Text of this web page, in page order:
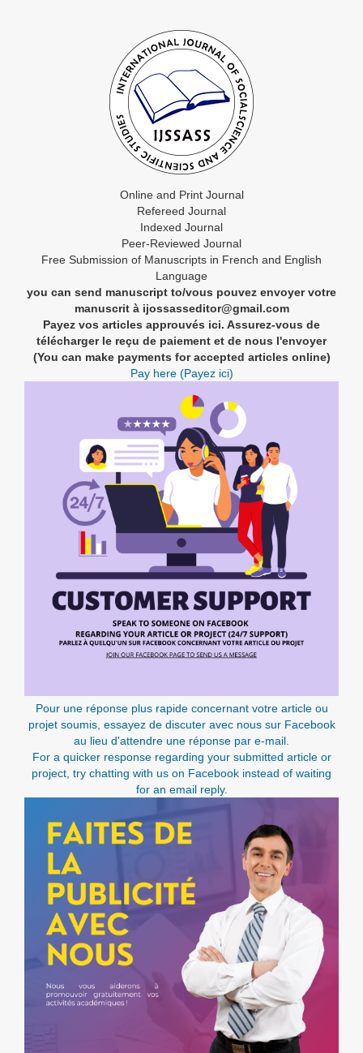
Online and Print Journal
Refereed Journal
Indexed Journal
Peer-Reviewed Journal
Free Submission of Manuscripts in French and English
Language
you can send manuscript to/vous pouvez envoyer votre
manuscrit à ijossasseditor@gmail.com
Payez vos articles approuvés ici. Assurez-vous de
télécharger le reçu de paiement et de nous l'envoyer
(You can make payments for accepted articles online)
Pay here (Payez ici)
Pour une réponse plus rapide concernant votre article ou
projet soumis, essayez de discuter avec nous sur Facebook
au lieu d'attendre une réponse par e-mail.
For a quicker response regarding your submitted article or
project, try chatting with us on Facebook instead of waiting
for an email reply.